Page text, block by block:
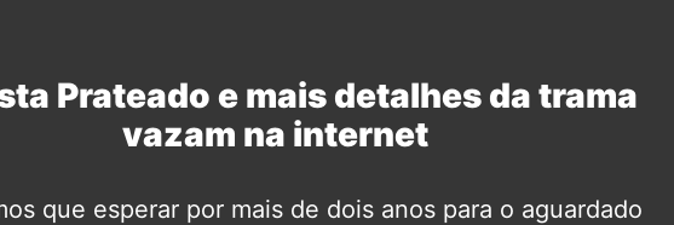
Prateado e mais detalhes da trama
vazam na internet
que esperar por mais de dois anos para o aguardado